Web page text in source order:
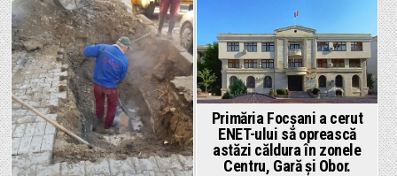
„Sfânta
Maria”
din
Golești.
Excursie
de
neuitat
la
București.
județul
Vrancea,
în
cadrul
campaniei
„Dăruiește
bucurie„
(editia
a
IV-
a)
Posted
in
in
Primăria Focșani a cerut
ENET-ului să oprească
astăzi căldura în zonele
Centru, Gară și Obor.